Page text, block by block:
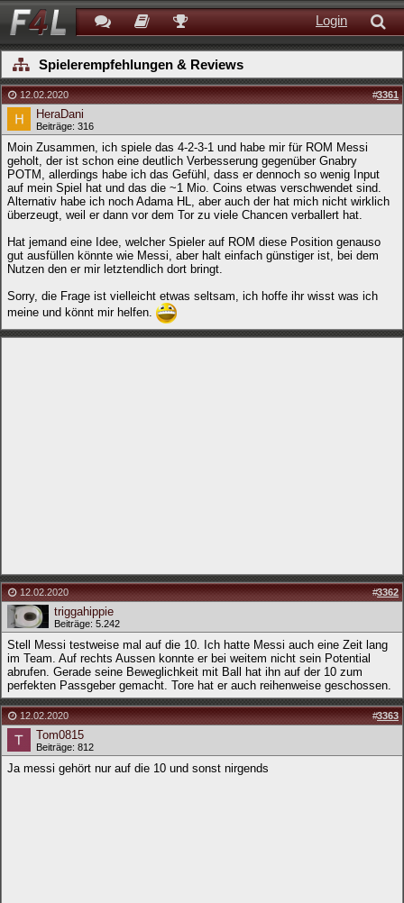
Login
Spielerempfehlungen & Reviews
12.02.2020 #3361
HeraDani
Beiträge: 316
Moin Zusammen, ich spiele das 4-2-3-1 und habe mir für ROM Messi
geholt, der ist schon eine deutlich Verbesserung gegenüber Gnabry
POTM, allerdings habe ich das Gefühl, dass er dennoch so wenig Input
auf mein Spiel hat und das die ~1 Mio. Coins etwas verschwendet sind.
Alternativ habe ich noch Adama HL, aber auch der hat mich nicht wirklich
überzeugt, weil er dann vor dem Tor zu viele Chancen verballert hat.
Hat jemand eine Idee, welcher Spieler auf ROM diese Position genauso
gut ausfüllen könnte wie Messi, aber halt einfach günstiger ist, bei dem
Nutzen den er mir letztendlich dort bringt.
Sorry, die Frage ist vielleicht etwas seltsam, ich hoffe ihr wisst was ich
meine und könnt mir helfen.
12.02.2020 #3362
triggahippie
Beiträge: 5.242
Stell Messi testweise mal auf die 10. Ich hatte Messi auch eine Zeit lang
im Team. Auf rechts Aussen konnte er bei weitem nicht sein Potential
abrufen. Gerade seine Beweglichkeit mit Ball hat ihn auf der 10 zum
perfekten Passgeber gemacht. Tore hat er auch reihenweise geschossen.
12.02.2020 #3363
Tom0815
Beiträge: 812
Ja messi gehört nur auf die 10 und sonst nirgends